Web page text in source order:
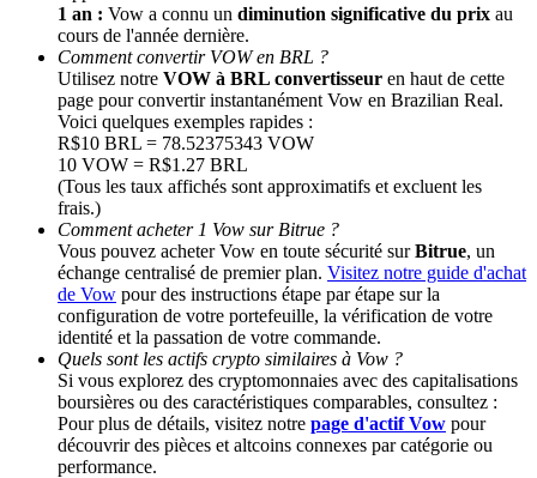
BTC Welcome Rewards
Deposit & Trade BTC to Share 25000 USDT prize pool!
Deposit CASHCAT & Win
Share 500000 CASHCAT prize pool
1 an : Vow a connu un diminution significative du prix au
cours de l'année dernière.
Comment convertir VOW en BRL ?
Utilisez notre VOW à BRL convertisseur en haut de cette
page pour convertir instantanément Vow en Brazilian Real.
Voici quelques exemples rapides :
R$10 BRL = 78.52375343 VOW
10 VOW = R$1.27 BRL
(Tous les taux affichés sont approximatifs et excluent les
frais.)
Comment acheter 1 Vow sur Bitrue ?
Vous pouvez acheter Vow en toute sécurité surBitrue, un
échange centralisé de premier plan. Visitez notre guide d'achat
de Vow pour des instructions étape par étape sur la
configuration de votre portefeuille, la vérification de votre
identité et la passation de votre commande.
Quels sont les actifs crypto similaires à Vow ?
Si vous explorez des cryptomonnaies avec des capitalisations
boursières ou des caractéristiques comparables, consultez :
Pour plus de détails, visitez notre page d'actif Vow pour
découvrir des pièces et altcoins connexes par catégorie ou
performance.